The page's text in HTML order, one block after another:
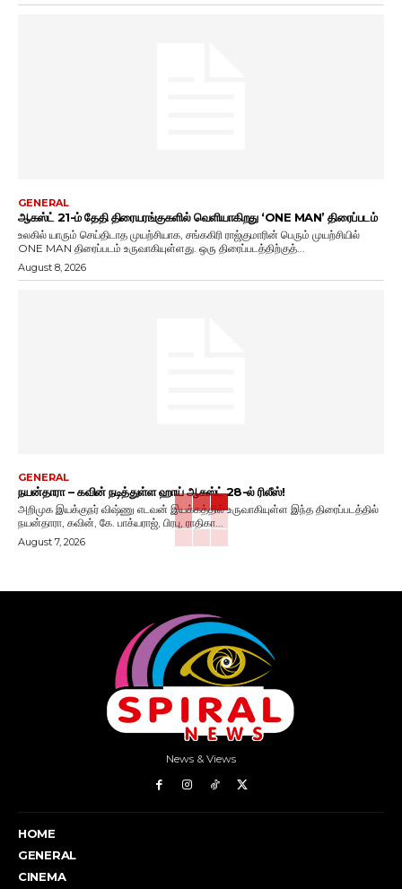
GENERAL
ஆகஸ்ட் 21-ம் தேதி திரையரங்குகளில் வெளியாகிறது ‘ONE MAN’ திரைப்படம்
உலகில் யாரும் செய்திடாத முயற்சியாக, சங்ககிரி ராஜ்குமாரின் பெரும் முயற்சியில்
ONE MAN திரைப்படம் உருவாகியுள்ளது. ஒரு திரைப்படத்திற்குத்...
August 8, 2026
GENERAL
நயன்தாரா – கவின் நடித்துள்ள ஹாய் ஆகஸ்ட் 28-ல் ரிலீஸ்!
அறிமுக இயக்குநர் விஷ்ணு எடவன் இயக்கத்தில் உருவாகியுள்ள இந்த திரைப்படத்தில்
நயன்தாரா, கவின், கே. பாக்யராஜ், பிரபு, ராதிகா...
August 7, 2026
News & Views
HOME
GENERAL
CINEMA